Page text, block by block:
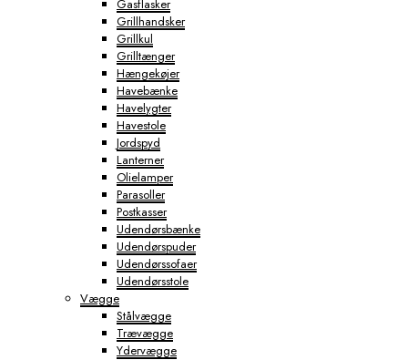
Gasflasker
Grillhandsker
Grillkul
Grilltænger
Hængekøjer
Havebænke
Havelygter
Havestole
Jordspyd
Lanterner
Olielamper
Parasoller
Postkasser
Udendørsbænke
Udendørspuder
Udendørssofaer
Udendørsstole
Vægge
Stålvægge
Trævægge
Ydervægge